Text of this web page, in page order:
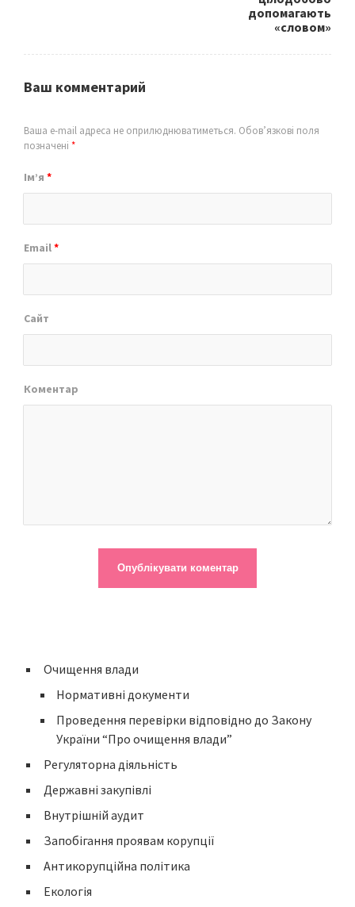
допомагають
«словом»
Ваш комментарий
Ваша e-mail адреса не оприлюднюватиметься. Обов’язкові поля
позначені *
Ім’я *
Email*
Сайт
Коментар
Очищення влади
Нормативні документи
Проведення перевірки відповідно до Закону
України “Про очищення влади”
Регуляторна діяльність
Державні закупівлі
Внутрішній аудит
Запобігання проявам корупції
Антикорупційна політика
Екологія